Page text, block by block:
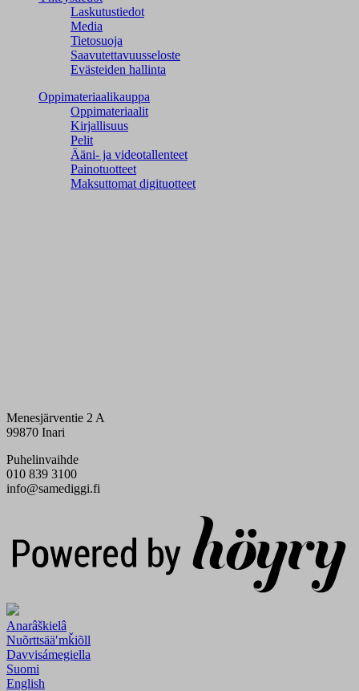
Laskutustiedot
Media
Tietosuoja
Saavutettavuusseloste
Evästeiden hallinta
Oppimateriaalikauppa
Oppimateriaalit
Kirjallisuus
Pelit
Ääni- ja videotallenteet
Painotuotteet
Maksuttomat digituotteet
Menesjärventie 2 A
99870 Inari
Puhelinvaihde
010 839 3100
info@samediggi.fi
Anarâškielâ
Nuõrttsääʹmǩiõll
Davvisámegiella
Suomi
English